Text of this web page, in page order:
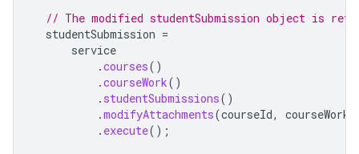
// The modified studentSubmission object is
studentSubmission =
service
.courses()
.courseWork()
. studentSubmissions()
.modifyAttachments(courseId,
. execute();